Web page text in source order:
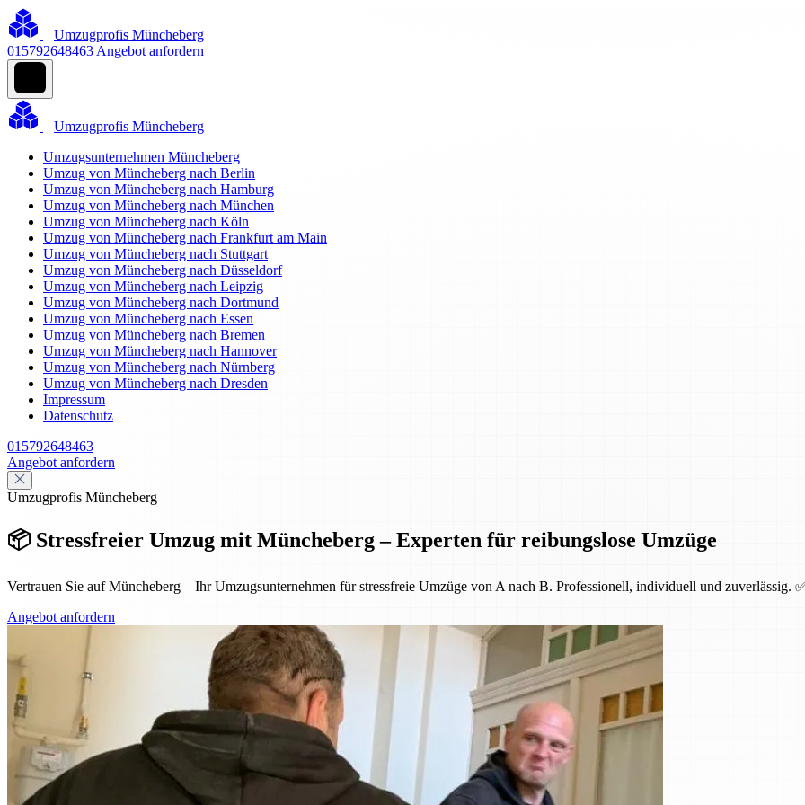
Umzugprofis Müncheberg
015792648463 Angebot anfordern
Umzugprofis Müncheberg
Umzugsunternehmen Müncheberg
Umzug von Müncheberg nach Berlin
Umzug von Müncheberg nach Hamburg
Umzug von Müncheberg nach München
Umzug von Müncheberg nach Köln
Umzug von Müncheberg nach Frankfurt am Main
Umzug von Müncheberg nach Stuttgart
Umzug von Müncheberg nach Düsseldorf
Umzug von Müncheberg nach Leipzig
Umzug von Müncheberg nach Dortmund
Umzug von Müncheberg nach Essen
Umzug von Müncheberg nach Bremen
Umzug von Müncheberg nach Hannover
Umzug von Müncheberg nach Nürnberg
Umzug von Müncheberg nach Dresden
Impressum
Datenschutz
015792648463
Angebot anfordern
Umzugprofis Müncheberg
📦 Stressfreier Umzug mit Müncheberg – Experten für reibungslose Umzüge
Vertrauen Sie auf Müncheberg – Ihr Umzugsunternehmen für stressfreie Umzüge von A nach B. Professionell, individuell und zuverlässig.
Angebot anfordern